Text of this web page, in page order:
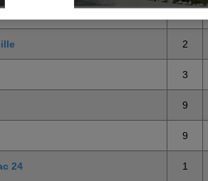
2
3
9
9
24 1